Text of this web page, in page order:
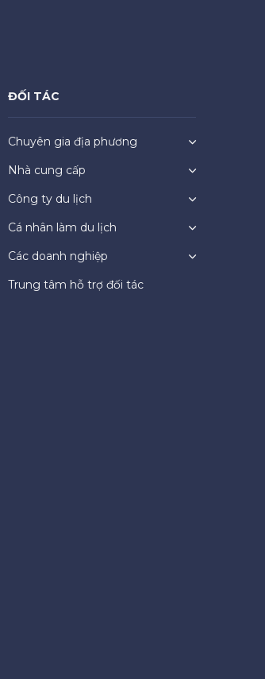
ĐỐI TÁC
Chuyên gia địa phương
Nhà cung cấp
Công ty du lịch
Cá nhân làm du lịch
Các doanh nghiệp
Trung tâm hỗ trợ đối tác